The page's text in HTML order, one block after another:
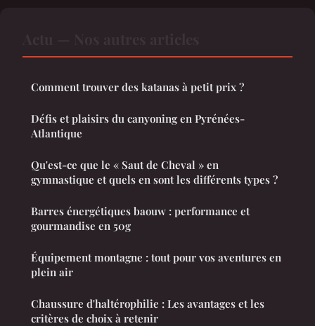
Comment trouver des katanas à petit prix ?
Défis et plaisirs du canyoning en Pyrénées-
Atlantique
Qu'est-ce que le « Saut de Cheval » en
gymnastique et quels en sont les différents types ?
Barres énergétiques baouw : performance et
gourmandise en 50g
Équipement montagne : tout pour vos aventures en
plein air
Chaussure d'haltérophilie : Les avantages et les
critères de choix à retenir